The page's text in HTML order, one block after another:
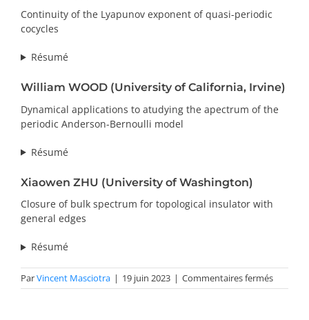
Continuity of the Lyapunov exponent of quasi-periodic
cocycles
Résumé
William WOOD (University of California, Irvine)
Dynamical applications to atudying the apectrum of the
periodic Anderson-Bernoulli model
Résumé
Xiaowen ZHU (University of Washington)
Closure of bulk spectrum for topological insulator with
general edges
Résumé
ParVincent Masciotra | 19 juin 2023 | Commentaires ferméssur
Résumés